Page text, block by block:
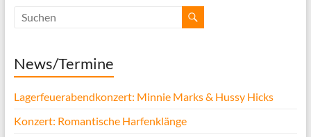
News/Termine
Lagerfeuerabendkonzert: Minnie Marks & Hussy Hicks
Konzert: Romantische Harfenklänge